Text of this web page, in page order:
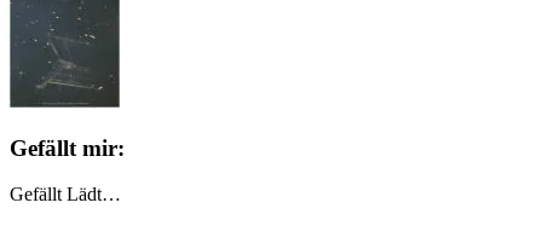
Gefällt mir:
Gefällt Lädt…